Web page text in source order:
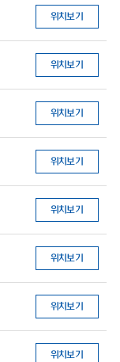
위치보기
위치보기
위치보기
위치보기
위치보기
위치보기
위치보기
위치보기